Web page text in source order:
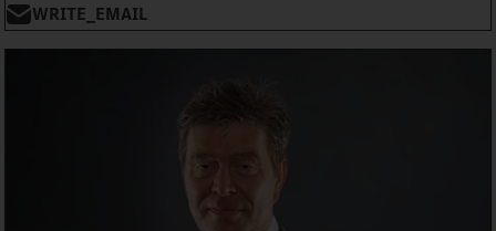
WRITE_EMAIL